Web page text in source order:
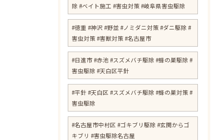
除 #ベイト施工 #害虫対策 #岐阜県害虫駆除
#徳重 #神沢 #野並 #ノミダニ対策 #ダニ駆除 #
害虫対策 #害獣対策 #名古屋市
#日進市 #赤池 #スズメバチ駆除 #蜂の巣駆除 #
害虫駆除 #天白区平針
#平針 #天白区 #スズメバチ駆除 #蜂の巣対策 #
害虫駆除
#名古屋市中村区 #ゴキブリ駆除 #玄関からゴ
キブリ #害虫駆除名古屋
お問い合わせはこちら